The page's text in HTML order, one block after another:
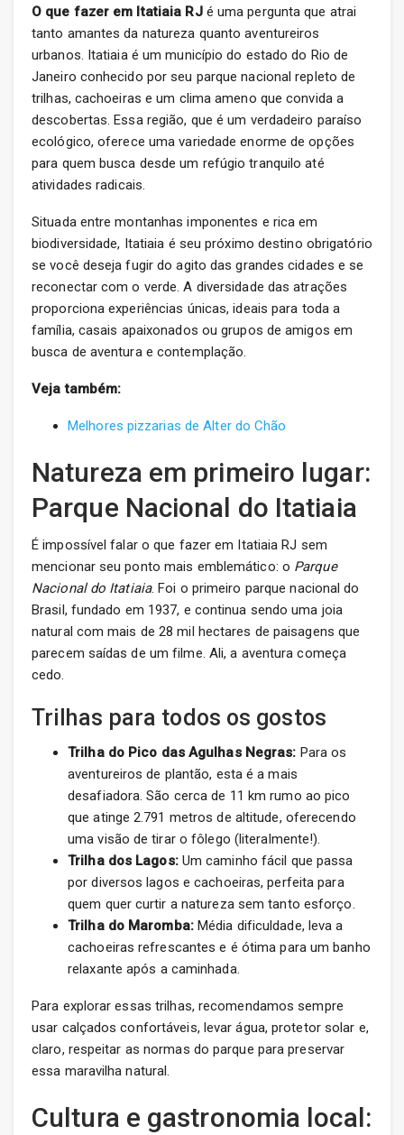
O que fazer em Itatiaia RJé uma pergunta que atrai
tanto amantes da natureza quanto aventureiros
urbanos. Itatiaia é um município do estado do Rio de
Janeiro conhecido por seu parque nacional repleto de
trilhas, cachoeiras e um clima ameno que convida a
descobertas. Essa região, que é um verdadeiro paraíso
ecológico, oferece uma variedade enorme de opções
para quem busca desde um refúgio tranquilo até
atividades radicais.
Situada entre montanhas imponentes e rica em
biodiversidade, Itatiaia é seu próximo destino obrigatório
se você deseja fugir do agito das grandes cidades e se
reconectar com o verde. A diversidade das atrações
proporciona experiências únicas, ideais para toda a
família, casais apaixonados ou grupos de amigos em
busca de aventura e contemplação.
Veja também:
Melhores pizzarias de Alter do Chão
Natureza em primeiro lugar:
Parque Nacional do Itatiaia
É impossível falar o que fazer em Itatiaia RJ sem
mencionar seu ponto mais emblemático: o Parque
Nacional do Itatiaia. Foi o primeiro parque nacional do
Brasil, fundado em 1937, e continua sendo uma joia
natural com mais de 28 mil hectares de paisagens que
parecem saídas de um filme. Ali, a aventura começa
cedo.
Trilhas para todos os gostos
Trilha do Pico das Agulhas Negras: Para os
aventureiros de plantão, esta é a mais
desafiadora. São cerca de 11 km rumo ao pico
que atinge 2.791 metros de altitude, oferecendo
uma visão de tirar o fôlego (literalmente!).
Trilha dos Lagos:Um caminho fácil que passa
por diversos lagos e cachoeiras, perfeita para
quem quer curtir a natureza sem tanto esforço.
Trilha do Maromba:Média dificuldade, leva a
cachoeiras refrescantes e é ótima para um banho
relaxante após a caminhada.
Para explorar essas trilhas, recomendamos sempre
usar calçados confortáveis, levar água, protetor solar e,
claro, respeitar as normas do parque para preservar
essa maravilha natural.
Cultura e gastronomia local: